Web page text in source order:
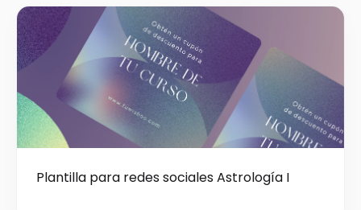
Plantilla para redes sociales Astrología I